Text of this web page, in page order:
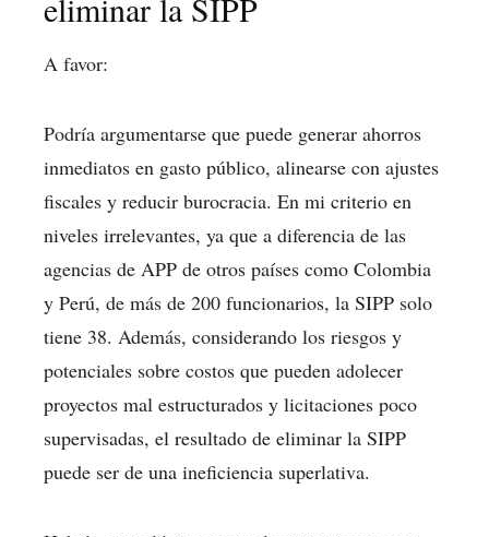
eliminar la SIPP
A favor:
Podría argumentarse que puede generar ahorros
inmediatos en gasto público, alinearse con ajustes
fiscales y reducir burocracia. En mi criterio en
niveles irrelevantes, ya que a diferencia de las
agencias de APP de otros países como Colombia
y Perú, de más de 200 funcionarios, la SIPP solo
tiene 38. Además, considerando los riesgos y
potenciales sobre costos que pueden adolecer
proyectos mal estructurados y licitaciones poco
supervisadas, el resultado de eliminar la SIPP
puede ser de una ineficiencia superlativa.